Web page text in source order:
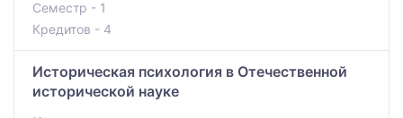
Семестр - 1
Кредитов - 4
Историческая психология в Отечественной
исторической науке